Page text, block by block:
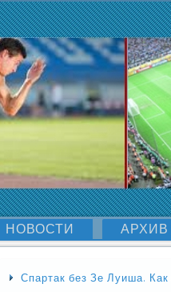
НОВОСТИ
Спартак без Зе Луиша. Как